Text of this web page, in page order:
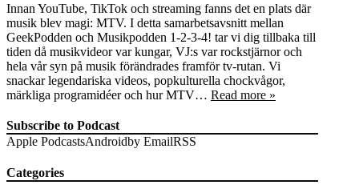
Innan YouTube, TikTok och streaming fanns det en plats där
musik blev magi: MTV. I detta samarbetsavsnitt mellan
GeekPodden och Musikpodden 1-2-3-4! tar vi dig tillbaka till
tiden då musikvideor var kungar, VJ:s var rockstjärnor och
hela vår syn på musik förändrades framför tv‑rutan. Vi
snackar legendariska videos, popkulturella chockvågor,
märkliga programidéer och hur MTV… Read more »
Subscribe to Podcast
Apple PodcastsAndroidby EmailRSS
Categories